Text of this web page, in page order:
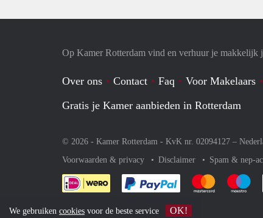
Op Kamer Rotterdam vind en verhuur je makkelijk
Over ons Contact Faq Voor Makelaars
Gratis je Kamer aanbieden in Rotterdam
© 2026 - Kamer Rotterdam - KvK nr. 02094127 –
Voorwaarden & privacy
Disclaimer Spam & nep-
Je rekent gemakkelijk
Je rekent
We gebruiken cookies voor de beste service OK!